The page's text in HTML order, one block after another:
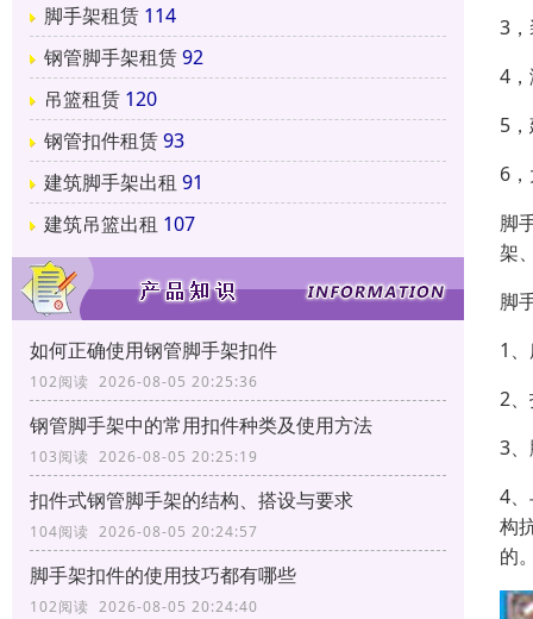
脚手架租赁 114
钢管脚手架租赁92
吊篮租赁 120
钢管扣件租赁93
建筑脚手架出租 91
建筑吊篮出租 107
如何正确使用钢管脚手架扣件
102阅读 2026-08-05 20:25:36
钢管脚手架中的常用扣件种类及使用方法
103阅读 2026-08-05 20:25:19
扣件式钢管脚手架的结构、搭设与要求
104阅读 2026-08-05 20:24:57
脚手架扣件的使用技巧都有哪些
102阅读 2026-08-05 20:24:40
3
4
5
6
脚
架
脚
1
2
3
4
构
的